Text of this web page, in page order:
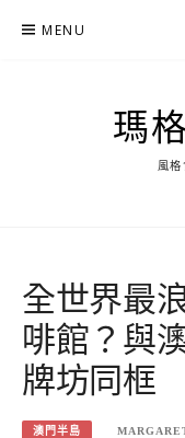
MENU
瑪
風
全世界最
啡館？與
牌坊同框
澳門半島